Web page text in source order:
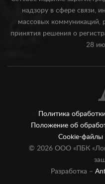
надзору в сфере связи,
массовых коммуникаций,
принятия решения о
28
Политика
Положение об
Cookie-файлы
© 2026ООО «ПБК
Разработка –